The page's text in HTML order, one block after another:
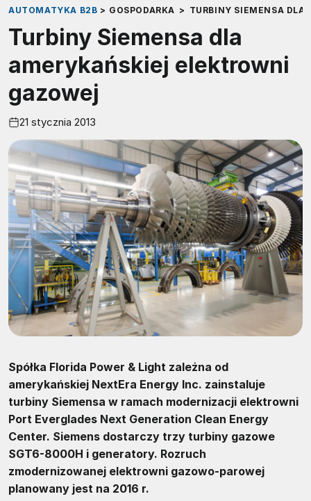
AUTOMATYKA B2B > GOSPODARKA > TURBINY SIEMENSA DLA
Turbiny Siemensa dla
amerykańskiej elektrowni
gazowej
21 stycznia 2013
Spółka Florida Power & Light zależna od
amerykańskiej NextEra Energy Inc. zainstaluje
turbiny Siemensa w ramach modernizacji elektrowni
Port Everglades Next Generation Clean Energy
Center. Siemens dostarczy trzy turbiny gazowe
SGT6-8000H i generatory. Rozruch
zmodernizowanej elektrowni gazowo-parowej
planowany jest na 2016 r.